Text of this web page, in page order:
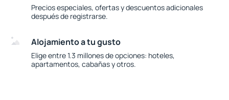
Precios especiales, ofertas y descuentos adicionales
después de registrarse.
Alojamiento a tu gusto
Elige entre 1.3 millones de opciones: hoteles,
apartamentos, cabañas y otros.